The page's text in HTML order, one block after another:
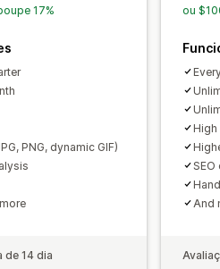
Código
Registos de
17%
PNG, dynamic GIF)
de 14 dia
ou
High
SEO
And